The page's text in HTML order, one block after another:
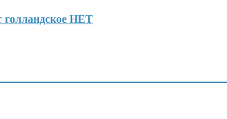
голландское НЕТ